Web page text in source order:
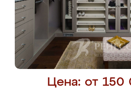
Цена: от 150